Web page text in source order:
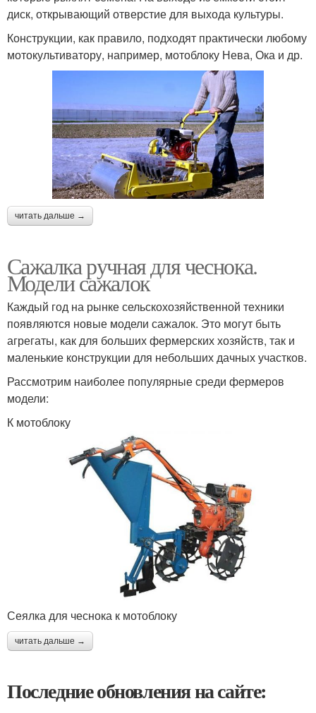
диск, открывающий отверстие для выхода культуры.
Конструкции, как правило, подходят практически любому
мотокультиватору, например, мотоблоку Нева, Ока и др.
читать дальше →
Сажалка ручная для чеснока.
Модели сажалок
Каждый год на рынке сельскохозяйственной техники
появляются новые модели сажалок. Это могут быть
агрегаты, как для больших фермерских хозяйств, так и
маленькие конструкции для небольших дачных участков.
Рассмотрим наиболее популярные среди фермеров
модели:
К мотоблоку
Сеялка для чеснока к мотоблоку
читать дальше →
Последние обновления на сайте: